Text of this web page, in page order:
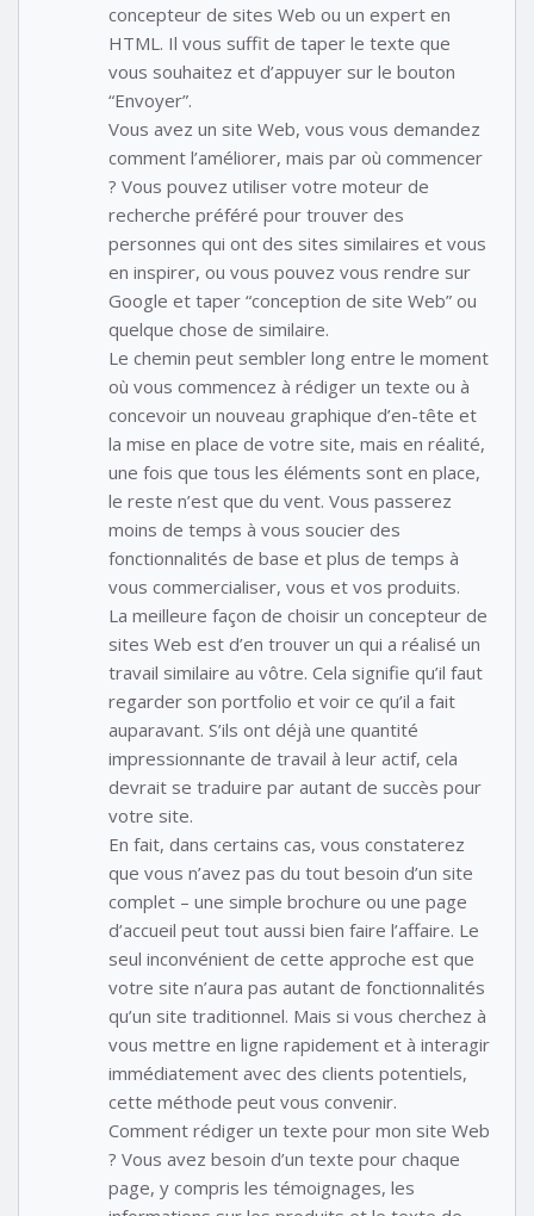
concepteur de sites Web ou un expert en
HTML. Il vous suffit de taper le texte que
vous souhaitez et d’appuyer sur le bouton
“Envoyer”.
Vous avez un site Web, vous vous demandez
comment l’améliorer, mais par où commencer
? Vous pouvez utiliser votre moteur de
recherche préféré pour trouver des
personnes qui ont des sites similaires et vous
en inspirer, ou vous pouvez vous rendre sur
Google et taper “conception de site Web” ou
quelque chose de similaire.
Le chemin peut sembler long entre le moment
où vous commencez à rédiger un texte ou à
concevoir un nouveau graphique d’en-tête et
la mise en place de votre site, mais en réalité,
une fois que tous les éléments sont en place,
le reste n’est que du vent. Vous passerez
moins de temps à vous soucier des
fonctionnalités de base et plus de temps à
vous commercialiser, vous et vos produits.
La meilleure façon de choisir un concepteur de
sites Web est d’en trouver un qui a réalisé un
travail similaire au vôtre. Cela signifie qu’il faut
regarder son portfolio et voir ce qu’il a fait
auparavant. S’ils ont déjà une quantité
impressionnante de travail à leur actif, cela
devrait se traduire par autant de succès pour
votre site.
En fait, dans certains cas, vous constaterez
que vous n’avez pas du tout besoin d’un site
complet – une simple brochure ou une page
d’accueil peut tout aussi bien faire l’affaire. Le
seul inconvénient de cette approche est que
votre site n’aura pas autant de fonctionnalités
qu’un site traditionnel. Mais si vous cherchez à
vous mettre en ligne rapidement et à interagir
immédiatement avec des clients potentiels,
cette méthode peut vous convenir.
Comment rédiger un texte pour mon site Web
? Vous avez besoin d’un texte pour chaque
page, y compris les témoignages, les